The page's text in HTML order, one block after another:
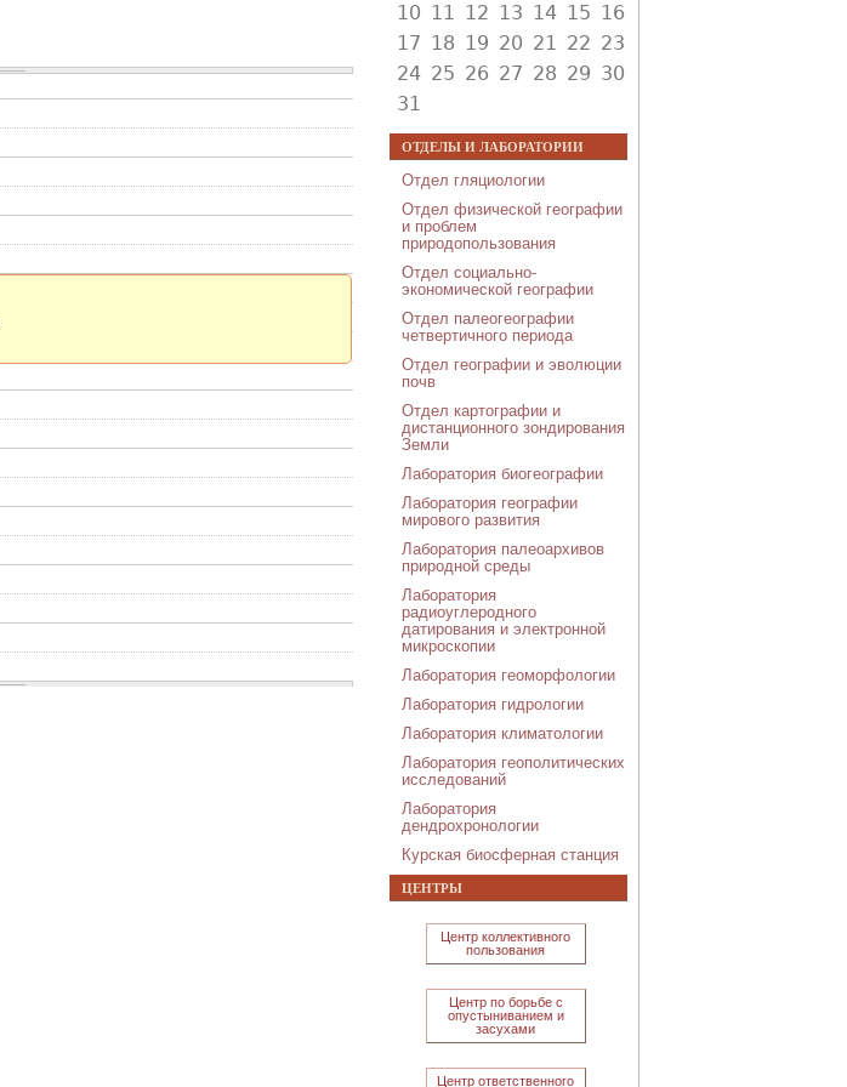
10 11 12 13 14 15 16
17 18 19 20 21 22 23
24 25 26 27 28 29 30
31
ОТДЕЛЫ И ЛАБОРАТОРИИ
Отдел гляциологии
Отдел физической географии
и проблем
природопользования
Отдел социально-
экономической географии
Отдел палеогеографии
четвертичного периода
Отдел географии и эволюции
почв
Отдел картографии и
дистанционного зондирования
Земли
Лаборатория биогеографии
Лаборатория географии
мирового развития
Лаборатория палеоархивов
природной среды
Лаборатория
радиоуглеродного
датирования и электронной
микроскопии
Лаборатория геоморфологии
Лаборатория гидрологии
Лаборатория климатологии
Лаборатория геополитических
исследований
Лаборатория
дендрохронологии
Курская биосферная станция
ЦЕНТРЫ
Центр коллективного
пользования
Центр по борьбе с
опустыниванием и
засухами
Центр ответственного